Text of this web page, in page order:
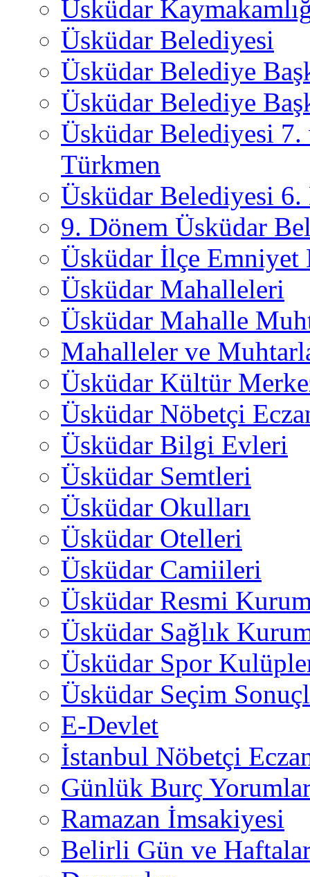
Üsküdar
Üsküdar Belediyesi
Üsküdar Belediye
Üsküdar Belediye
Üsküdar Belediyesi
Türkmen
Üsküdar Belediyesi 6.
9. Dönem Üsküdar
Üsküdar İlçe
Üsküdar Mahalleleri
Üsküdar Mahalle
Mahalleler ve
Üsküdar Kültür
Üsküdar Nöbetçi
Üsküdar Bilgi Evleri
Üsküdar Semtleri
Üsküdar Okulları
Üsküdar Otelleri
Üsküdar Camiileri
Üsküdar Resmi
Üsküdar Sağlık
Üsküdar Spor
Üsküdar Seçim
E-Devlet
İstanbul Nöbetçi
Günlük Burç
Ramazan İmsakiyesi
Belirli Gün ve